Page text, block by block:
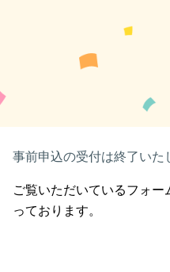
事前申込の受付は終了いた
ご覧いただいているフォ
っております。